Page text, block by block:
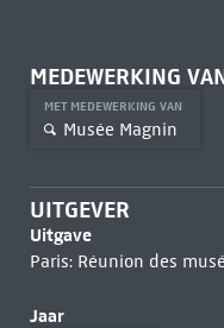
MEDEWERKING
MET MEDEWERKING VAN
Musée Magnin
UITGEVER
Uitgave
Paris: Réunion des
Jaar